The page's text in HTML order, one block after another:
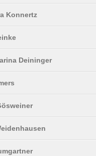
Konnertz
Deininger